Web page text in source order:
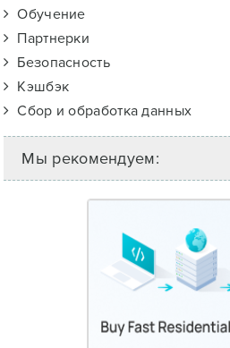
Обучение
Партнерки
Безопасность
Кэшбэк
Сбор и обработка данных
Мы рекомендуем: